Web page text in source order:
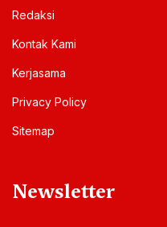
Redaksi
Kontak Kami
Kerjasama
Privacy Policy
Sitemap
Newsletter